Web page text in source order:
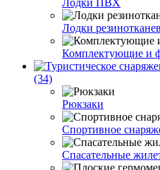
Лодки
Комплектующие и
(34)
Рюкзаки
Спортивное
Спасательные